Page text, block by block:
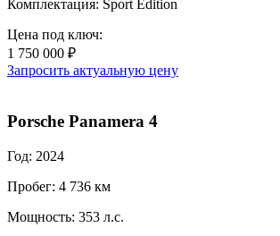
Комплектация: Sport Edition
Цена под ключ:
1 750 000 ₽
Запросить актуальную цену
Porsche Panamera 4
Год: 2024
Пробег: 4 736 км
Мощность: 353 л.с.